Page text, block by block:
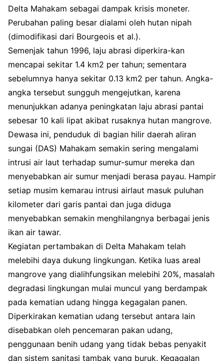
Delta Mahakam sebagai dampak krisis moneter.
Perubahan paling besar dialami oleh hutan nipah
(dimodifikasi dari Bourgeois et al.).
Semenjak tahun 1996, laju abrasi diperkira-kan
mencapai sekitar 1.4 km2 per tahun; sementara
sebelumnya hanya sekitar 0.13 km2 per tahun. Angka-
angka tersebut sungguh mengejutkan, karena
menunjukkan adanya peningkatan laju abrasi pantai
sebesar 10 kali lipat akibat rusaknya hutan mangrove.
Dewasa ini, penduduk di bagian hilir daerah aliran
sungai (DAS) Mahakam semakin sering mengalami
intrusi air laut terhadap sumur-sumur mereka dan
menyebabkan air sumur menjadi berasa payau. Hampir
setiap musim kemarau intrusi airlaut masuk puluhan
kilometer dari garis pantai dan juga diduga
menyebabkan semakin menghilangnya berbagai jenis
ikan air tawar.
Kegiatan pertambakan di Delta Mahakam telah
melebihi daya dukung lingkungan. Ketika luas areal
mangrove yang dialihfungsikan melebihi 20%, masalah
degradasi lingkungan mulai muncul yang berdampak
pada kematian udang hingga kegagalan panen.
Diperkirakan kematian udang tersebut antara lain
disebabkan oleh pencemaran pakan udang,
penggunaan benih udang yang tidak bebas penyakit
dan sistem sanitasi tambak yang buruk. Kegagalan